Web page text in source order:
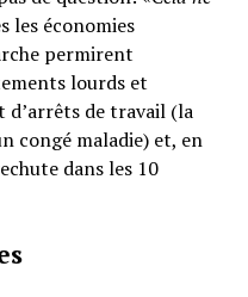
les économies
permirent
lourds et
d’arrêts de travail (la
congé maladie) et, en
dans les 10